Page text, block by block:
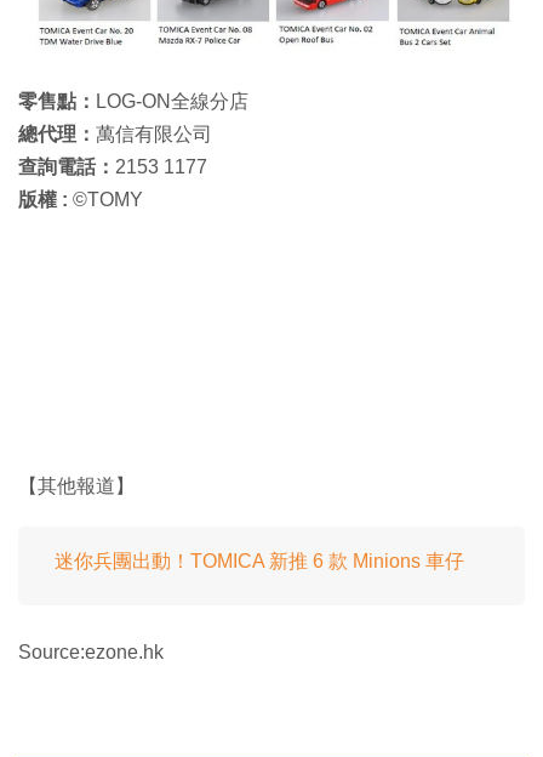
零售點 ： LOG-ON全線分店
總代理 ： 萬信有限公司
查詢電話： 2153 1177
版權 : ©TOMY
【其他報道】
迷你兵團出動！TOMICA 新推 6 款 Minions 車仔
Source:ezone.hk